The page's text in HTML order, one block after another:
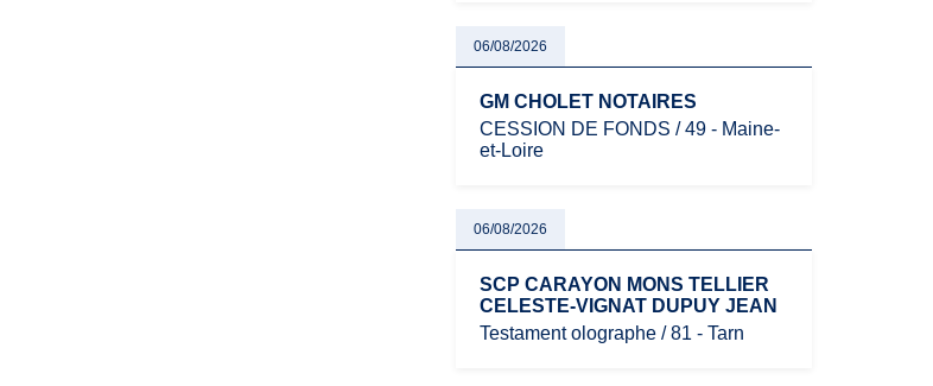
06/08/2026
GM CHOLET NOTAIRES
CESSION DE FONDS / 49 - Maine-
et-Loire
06/08/2026
SCP CARAYON MONS TELLIER
CELESTE-VIGNAT DUPUY JEAN
Testament olographe / 81 - Tarn